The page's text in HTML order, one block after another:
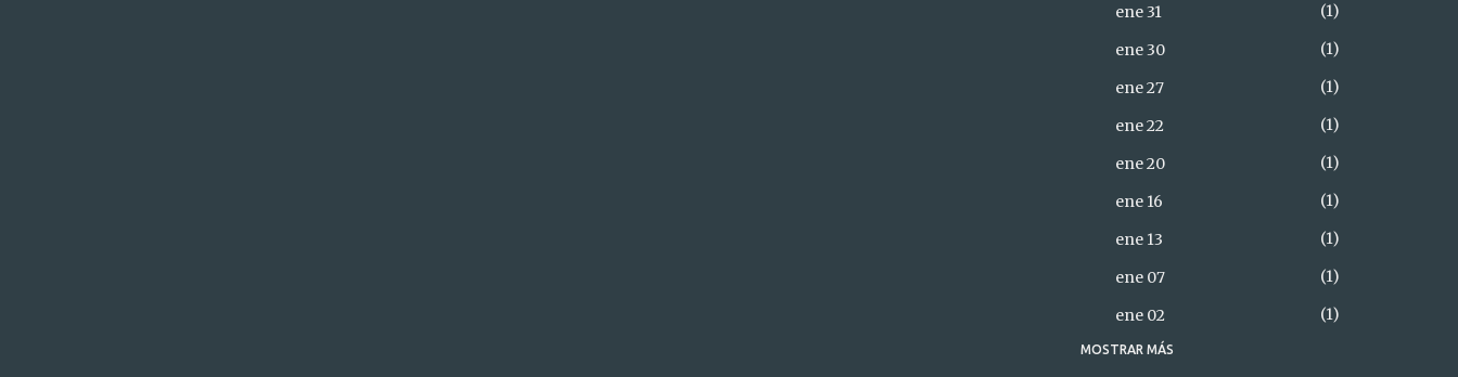
ene 31
1
ene 30
1
ene 27
1
ene 22
1
ene 20
1
ene 16
1
ene 13
1
ene 07
1
ene 02
1
2021
MOSTRAR MÁS